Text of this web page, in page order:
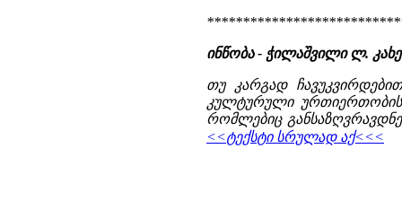
ინწობა - ჭილაშვილი ლ.
თუ კარგად
კულტურული ურთიერთობის
რომლებიც
<<ტექსტი სრულად აქ<<<